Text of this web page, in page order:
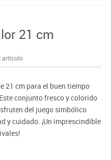
21 cm
artículo
21 cm para el buen tiempo
conjunto fresco y colorido
del juego simbólico
y cuidado. ¡Un imprescindible